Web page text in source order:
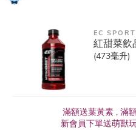
EC
紅甜菜飲
(473毫升)
滿額送葉黃素 , 滿
新會員下單送萌獸